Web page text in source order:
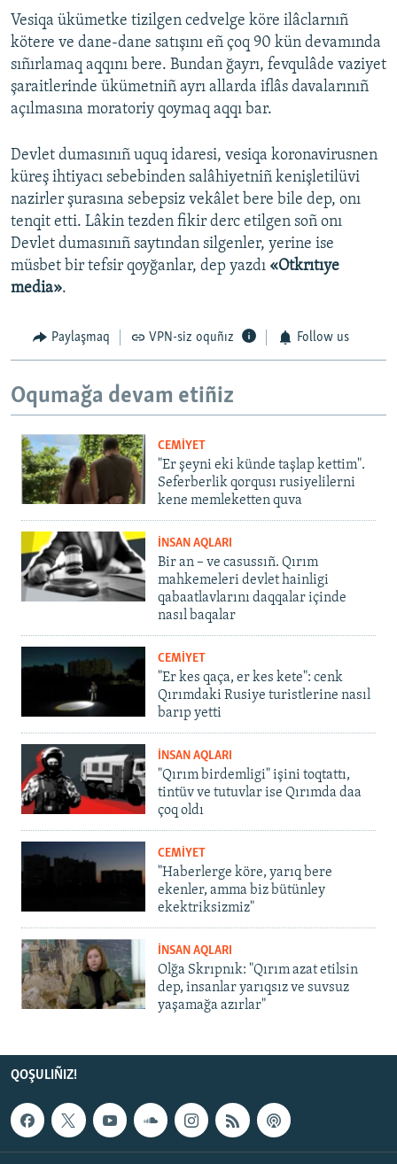
Vesiqa ükümetke tizilgen cedvelge köre ilâclarnıñ
kötere ve dane-dane satışını eñ çoq 90 kün devamında
sıñırlamaq aqqını bere. Bundan ğayrı, fevqulâde vaziyet
şaraitlerinde ükümetniñ ayrı allarda iflâs davalarınıñ
açılmasına moratoriy qoymaq aqqı bar.
Devlet dumasınıñ uquq idaresi, vesiqa koronavirusnen
küreş ihtiyacı sebebinden salâhiyetniñ kenişletilüvi
nazirler şurasına sebepsiz vekâlet bere bile dep, onı
tenqit etti. Lâkin tezden fikir derc etilgen soñ onı
Devlet dumasınıñ saytından silgenler, yerine ise
müsbet bir tefsir qoyğanlar, dep yazdı «Otkrıtıye
media».
Paylaşmaq VPN-siz oquñız Follow us
Oqumağa devam etiñiz
CEMİYET
"Er şeyni eki künde taşlap kettim".
Seferberlik qorqusı rusiyelilerni
kene memleketten quva
İNSAN AQLARI
Bir an – ve casussıñ. Qırım
mahkemeleri devlet hainligi
qabaatlavlarını daqqalar içinde
nasıl baqalar
CEMİYET
"Er kes qaça, er kes kete": cenk
Qırımdaki Rusiye turistlerine nasıl
barıp yetti
İNSAN AQLARI
"Qırım birdemligi" işini toqtattı,
tintüv ve tutuvlar ise Qırımda daa
çoq oldı
CEMİYET
"Haberlerge köre, yarıq bere
ekenler, amma biz bütünley
ekektriksizmiz"
İNSAN AQLARI
Olğa Skrıpnık: "Qırım azat etilsin
dep, insanlar yarıqsız ve suvsuz
yaşamağa azırlar"
QOŞULIÑIZ!